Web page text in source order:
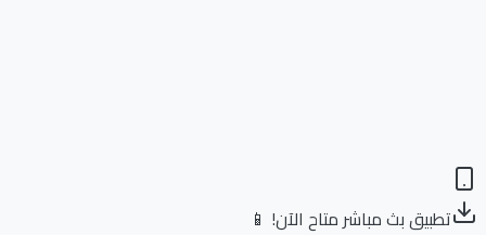
تطبيق بث مباشر متاح الآن! 📱